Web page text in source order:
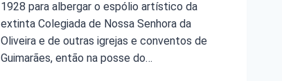
1928 para albergar o espólio artístico da
extinta Colegiada de Nossa Senhora da
Oliveira e de outras igrejas e conventos de
Guimarães, então na posse do…